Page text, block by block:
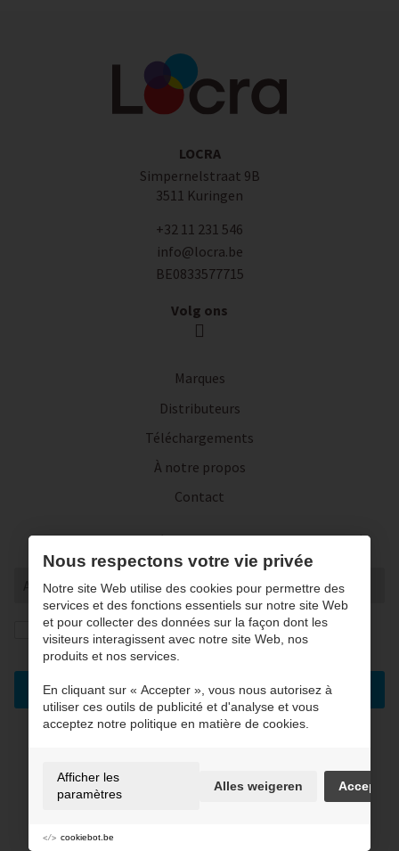
LOCRA
Simpernelstraat 9B
3511 Kuringen
+32 11 231 546
info@locra.be
BE0833577715
Volg ons
Marques
Distributeurs
Téléchargements
À notre propos
Contact
Enregistrez
J’autorise la conversation et le traitement de mes
données conformément à notreprivacy statement
Cookie policy
Nous respectons votre vie privée
Notre site Web utilise des cookies pour permettre des
services et des fonctions essentiels sur notre site Web
et pour collecter des données sur la façon dont les
visiteurs interagissent avec notre site Web, nos
produits et nos services.
En cliquant sur « Accepter », vous nous autorisez à
utiliser ces outils de publicité et d'analyse et vous
acceptez notre politique en matière de cookies.
Afficher les
paramètres
Alles weigeren Accepter
cookiebot.be